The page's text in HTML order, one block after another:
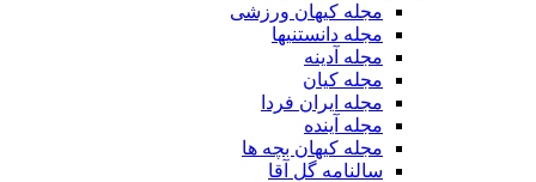
مجله کیهان ورزشی
مجله دانستنیها
مجله آدینه
مجله کیان
مجله ایران فردا
مجله آینده
مجله کیهان بچه ها
سالنامه گل آقا